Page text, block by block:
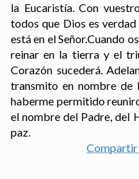
la Eucaristía. Con
todos que Dios es
está en el Señor.Cuando
reinar en la tierra y el
Corazón sucederá.
transmito en nombre de
haberme permitido
el nombre del Padre, del
paz.
Compartir